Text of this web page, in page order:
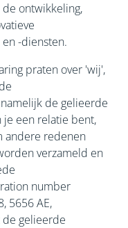
ontwikkeling,
-diensten.
praten over 'wij',
de gelieerde
je een relatie bent,
andere redenen
verzameld en
number
5656AE,
de gelieerde